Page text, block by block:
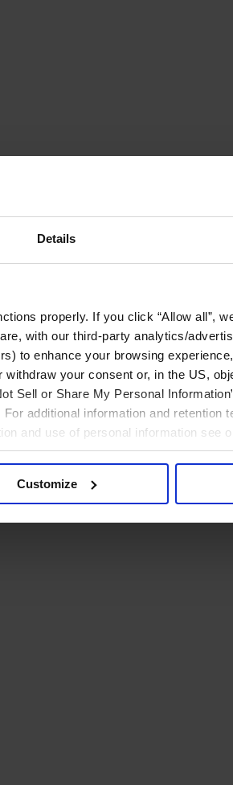
Details
properly. If you click “Allow all”,
with our third-party analytics/
to enhance your browsing
your consent or, in the US,
Sell or Share My Personal
additional information and retention
and use of personal information see
Customize